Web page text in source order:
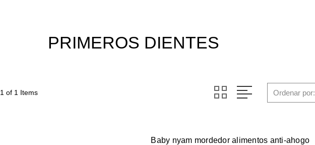
PRIMEROS DIENTES
1 of 1 Items Ordenar por:
Baby nyam mordedor alimentos anti-ahogo